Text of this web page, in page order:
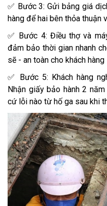
✅ Bước 3: Gửi bảng giá
hàng để hai bên thỏa thuận
✅ Bước 4: Điều thợ và
đảm bảo thời gian nhanh
sẽ - an toàn cho khách hàng
✅ Bước 5: Khách hàng
Nhận giấy bảo hành 2
cứ lỗi nào từ hố ga sau khi